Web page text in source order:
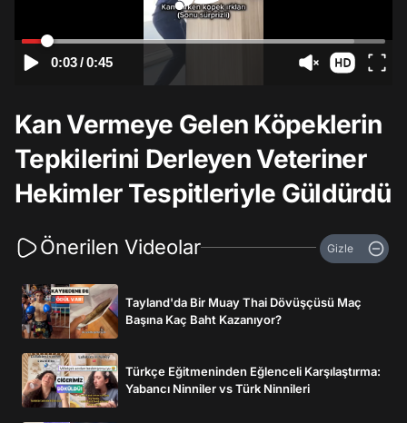
0:03/0:45
Kan Vermeye Gelen Köpeklerin
Tepkilerini Derleyen Veteriner
Hekimler Tespitleriyle Güldürdü
Önerilen Videolar Gizle
Tayland'da Bir Muay Thai Dövüşçüsü Maç
Başına Kaç Baht Kazanıyor?
Türkçe Eğitmeninden Eğlenceli Karşılaştırma:
Yabancı Ninniler vs Türk Ninnileri